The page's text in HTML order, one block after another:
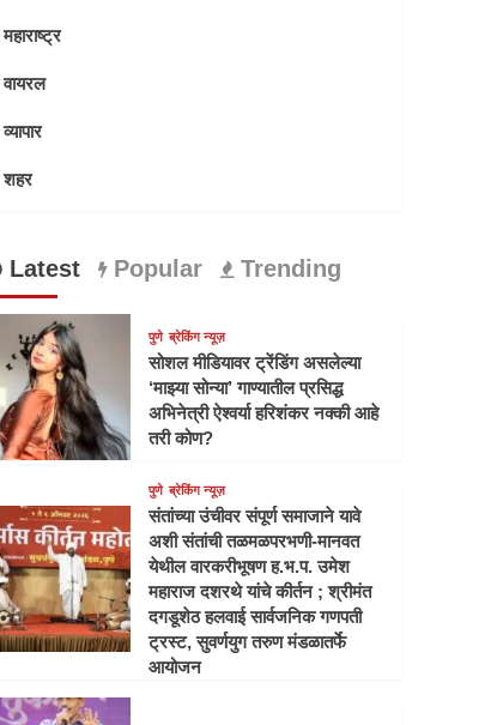
महाराष्ट्र
वायरल
व्यापार
शहर
Latest Popular Trending
पुणे ब्रेकिंग न्यूज़
सोशल मीडियावर ट्रेंडिंग असलेल्या
‘माझ्या सोन्या’ गाण्यातील प्रसिद्ध
अभिनेत्री ऐश्वर्या हरिशंकर नक्की आहे
तरी कोण?
पुणे ब्रेकिंग न्यूज़
संतांच्या उंचीवर संपूर्ण समाजाने यावे
अशी संतांची तळमळपरभणी-मानवत
येथील वारकरीभूषण ह.भ.प. उमेश
महाराज दशरथे यांचे कीर्तन ; श्रीमंत
दगडूशेठ हलवाई सार्वजनिक गणपती
ट्रस्ट, सुवर्णयुग तरुण मंडळातर्फे
आयोजन